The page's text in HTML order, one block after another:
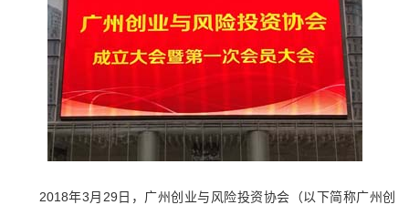
2018年3月29日，广州创业与风险投资协会（以下简称广州创